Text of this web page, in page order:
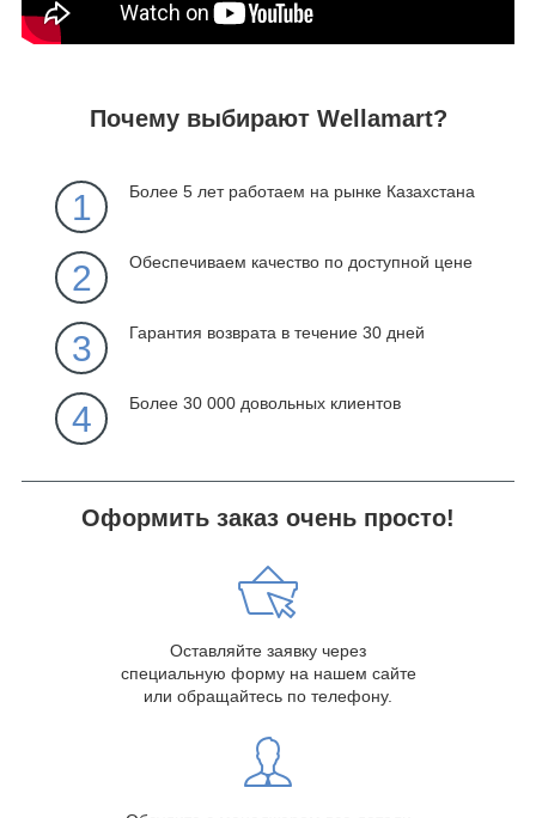
Почему выбирают Wellamart?
1 Более 5 лет работаем на рынке Казахстана
2 Обеспечиваем качество по доступной цене
3 Гарантия возврата в течение 30 дней
4 Более 30 000 довольных клиентов
Оформить заказ очень просто!
Оставляйте заявку через
специальную форму на нашем сайте
или обращайтесь по телефону.